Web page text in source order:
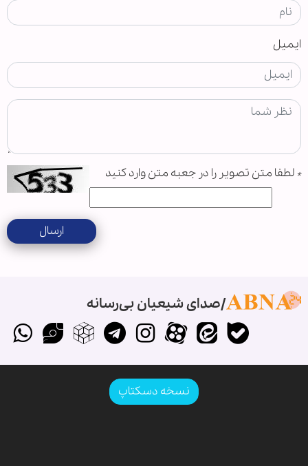
ایمیل
* لطفا متن تصویر را در جعبه متن وارد کنید
ارسال
صدای شیعیان بی‌رسانه
نسخه دسکتاپ